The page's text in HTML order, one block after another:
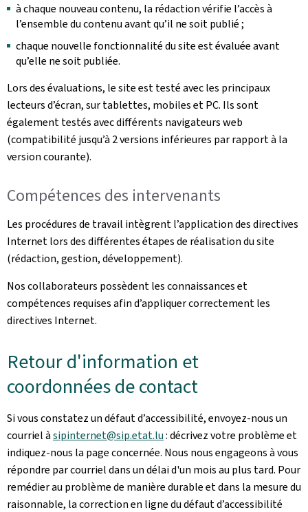
à chaque nouveau contenu, la rédaction vérifie l’accès à
l’ensemble du contenu avant qu’il ne soit publié ;
chaque nouvelle fonctionnalité du site est évaluée avant
qu’elle ne soit publiée.
Lors des évaluations, le site est testé avec les principaux
lecteurs d’écran, sur tablettes, mobiles et PC. Ils sont
également testés avec différents navigateurs web
(compatibilité jusqu’à 2 versions inférieures par rapport à la
version courante).
Compétences des intervenants
Les procédures de travail intègrent l’application des directives
Internet lors des différentes étapes de réalisation du site
(rédaction, gestion, développement).
Nos collaborateurs possèdent les connaissances et
compétences requises afin d’appliquer correctement les
directives Internet.
Retour d'information et
coordonnées de contact
Si vous constatez un défaut d’accessibilité, envoyez-nous un
courriel àsipinternet@sip.etat.lu: décrivez votre problème et
indiquez-nous la page concernée. Nous nous engageons à vous
répondre par courriel dans un délai d'un mois au plus tard. Pour
remédier au problème de manière durable et dans la mesure du
raisonnable, la correction en ligne du défaut d’accessibilité